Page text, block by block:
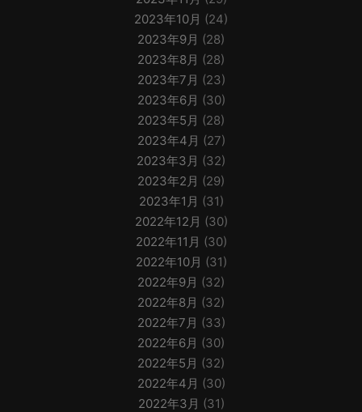
2023年10月 (24)
2023年9月 (28)
2023年8月 (28)
2023年7月 (23)
2023年6月 (30)
2023年5月 (28)
2023年4月 (27)
2023年3月 (32)
2023年2月 (29)
2023年1月 (31)
2022年12月 (30)
2022年11月 (30)
2022年10月 (31)
2022年9月 (32)
2022年8月 (32)
2022年7月 (33)
2022年6月 (30)
2022年5月 (32)
2022年4月 (30)
2022年3月 (31)